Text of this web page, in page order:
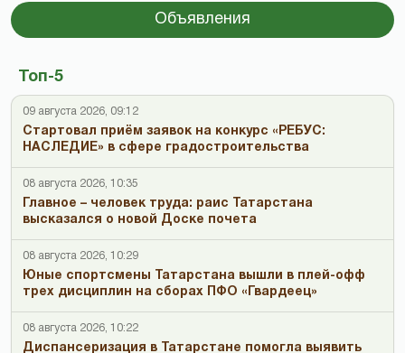
Объявления
Топ-5
09 августа 2026, 09:12
Стартовал приём заявок на конкурс «РЕБУС:
НАСЛЕДИЕ» в сфере градостроительства
08 августа 2026, 10:35
Главное – человек труда: раис Татарстана
высказался о новой Доске почета
08 августа 2026, 10:29
Юные спортсмены Татарстана вышли в плей-офф
трех дисциплин на сборах ПФО «Гвардеец»
08 августа 2026, 10:22
Диспансеризация в Татарстане помогла выявить